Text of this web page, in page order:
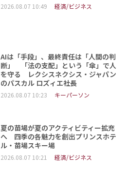
2026.08.07 10:49 経済/ビジネス
AIは「手段」、最終責任は「人間の判
断」 「法の支配」という「傘」で人
を守る レクシスネクシス・ジャパン
のパスカル ロズィエ社長
2026.08.07 10:23 キーパーソン
夏の苗場が夏のアクティビティー拡充
へ 四季の各魅力を創出プリンスホテ
ル・苗場スキー場
2026.08.07 10:21 経済/ビジネス